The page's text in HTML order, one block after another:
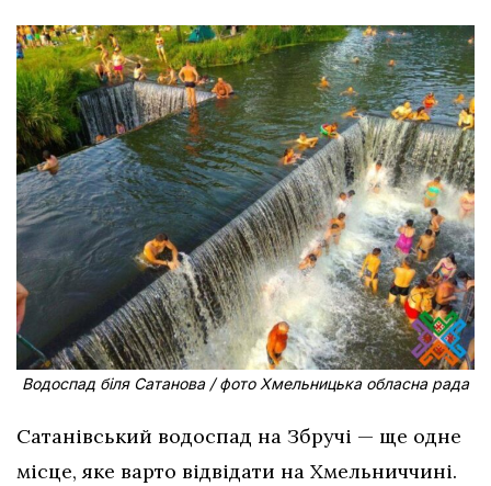
Водоспад біля Сатанова / фото Хмельницька обласна рада
Сатанівський водоспад на Збручі — ще одне
місце, яке варто відвідати на Хмельниччині.